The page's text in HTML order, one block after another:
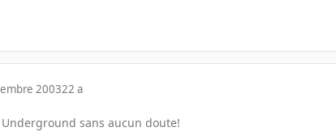
200322 a
Underground sans aucun doute!